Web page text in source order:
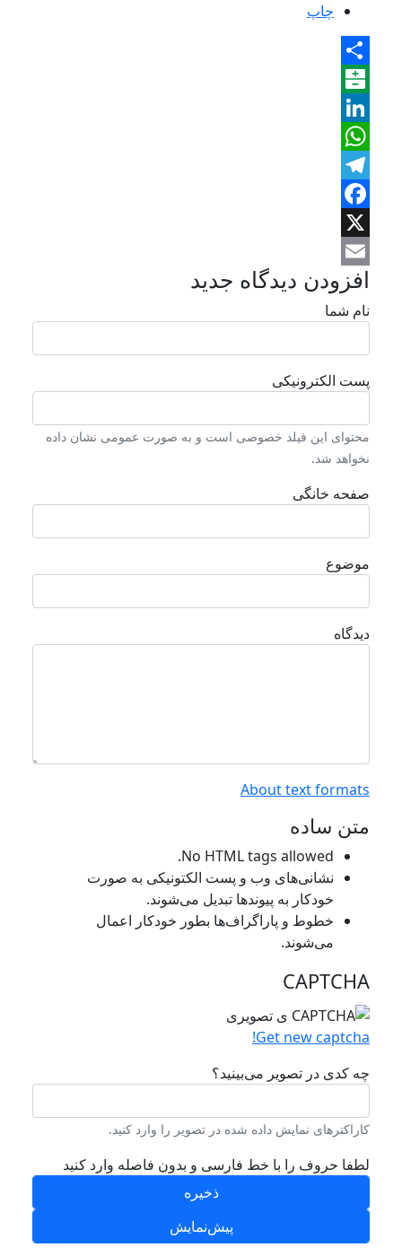
چاپ
Share
Balatarin
LinkedIn
WhatsApp
Telegram
Facebook
Email
افزودن دیدگاه جدید
نام شما
پست الکترونیکی
محتوای این فیلد خصوصی است و به صورت عمومی نشان داده
نخواهد شد.
صفحه خانگی
موضوع
دیدگاه
About text formats
متن ساده
No HTML tags allowed.
نشانی‌های وب و پست الکتونیکی به صورت
خودکار به پیوند‌ها تبدیل می‌شوند.
خطوط و پاراگراف‌ها بطور خودکار اعمال
می‌شوند.
CAPTCHA
Get new captcha!
چه کدی در تصویر می‌بینید؟
کاراکترهای نمایش داده شده در تصویر را وارد کنید.
لطفا حروف را با خط فارسی و بدون فاصله وارد کنید